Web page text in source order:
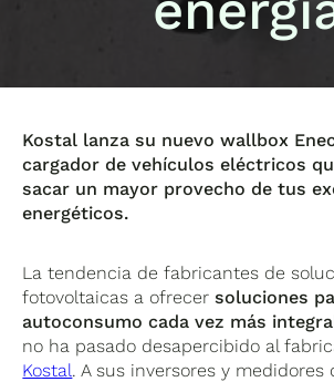
Kostal lanza su nuevo wallbox
cargador de vehículos eléctricos
sacar un mayor provecho de tus
energéticos.
La tendencia de fabricantes de
fotovoltaicas a ofrecersoluciones
autoconsumo cada vez más
no ha pasado desapercibido al
Kostal. A sus inversores y medidores